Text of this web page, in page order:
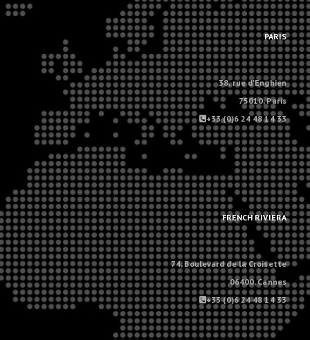
.
PARIS
38, rue d'Enghien
75010, Paris
+33 (0)6 24 48 14 33
.
.
FRENCH RIVIERA
74, Boulevard de la Croisette
06400, Cannes
+33 (0)6 24 48 14 33